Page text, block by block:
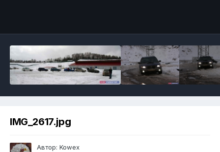
IMG_2617.jpg
Автор: Kowex